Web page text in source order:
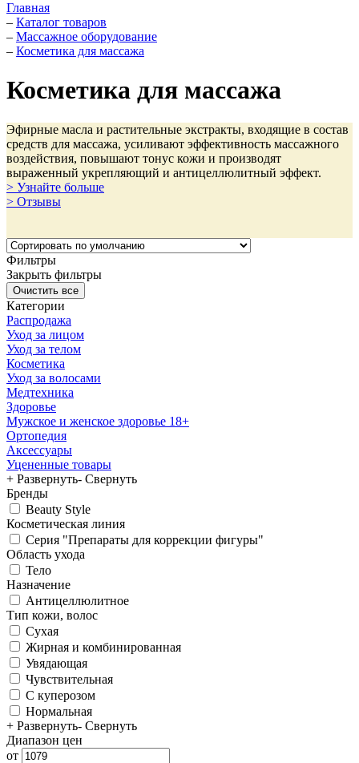
Главная
– Каталог товаров
– Массажное оборудование
– Косметика для массажа
Косметика для массажа
Эфирные масла и растительные экстракты, входящие в состав
средств для массажа, усиливают эффективность массажного
воздействия, повышают тонус кожи и производят
выраженный укрепляющий и антицеллюлитный эффект.
> Узнайте больше
> Отзывы
Фильтры
Закрыть фильтры
Категории
Распродажа
Уход за лицом
Уход за телом
Косметика
Уход за волосами
Медтехника
Здоровье
Мужское и женское здоровье 18+
Ортопедия
Аксессуары
Уцененные товары
+ Развернуть- Свернуть
Бренды
Beauty Style
Косметическая линия
Серия "Препараты для коррекции фигуры"
Область ухода
Тело
Назначение
Антицеллюлитное
Тип кожи, волос
Сухая
Жирная и комбинированная
Увядающая
Чувствительная
С куперозом
Нормальная
+ Развернуть- Свернуть
Диапазон цен
от